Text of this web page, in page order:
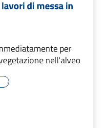
di messa in
per
nell'alveo